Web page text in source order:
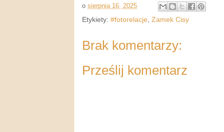
o sierpnia 16, 2025
Etykiety: #fotorelacje Zamek Cisy
Brak komentarzy:
Prześlij komentarz